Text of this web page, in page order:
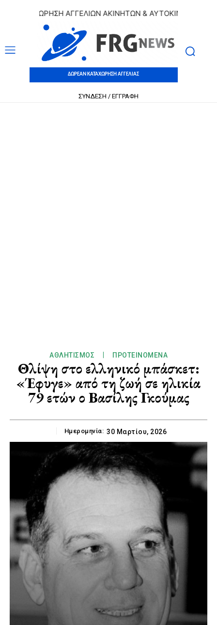
ΑΓΓΕΛΙΩΝ ΑΚΙΝΗΤΩΝ & ΑΥΤΟΚΙΝΗΤΩΝ |
ΔΩΡΕΑΝ ΚΑΤΑΧΩΡΗΣΗ ΑΓΓΕΛΙΑΣ
ΣΥΝΔΕΣΗ / ΕΓΓΡΑΦΗ
ΑΘΛΗΤΙΣΜΌΣ ΠΡΟΤΕΙΝΌΜΕΝΑ
Θλίψη στο ελληνικό μπάσκετ:
«Έφυγε» από τη ζωή σε ηλικία
79 ετών ο Βασίλης Γκούμας
Ημερομηνία: 30 Μαρτίου, 2026